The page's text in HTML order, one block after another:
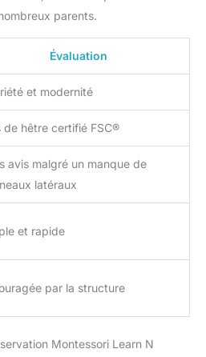
parents.
Évaluation
et modernité
de hêtre certifié FSC®
avis malgré un manque de
latéraux
et rapide
par la structure
Montessori Learn N